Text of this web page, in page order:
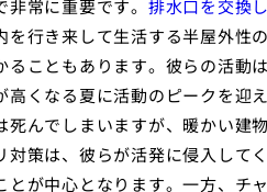
常に重要です。 排水口を交換
行き来して生活する半屋外性
こともあります。彼らの活動
くなる夏に活動のピークを迎
んでしまいますが、暖かい建
策は、彼らが活発に侵入して
が中心となります。一方、チ